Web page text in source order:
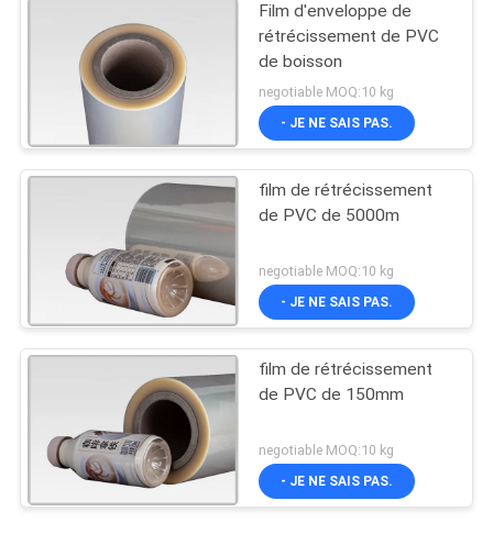
Film d'enveloppe de
rétrécissement de PVC
de boisson
negotiable MOQ:10 kg
- JE NE SAIS PAS.
film de rétrécissement
de PVC de 5000m
negotiable MOQ:10 kg
- JE NE SAIS PAS.
film de rétrécissement
de PVC de 150mm
negotiable MOQ:10 kg
- JE NE SAIS PAS.